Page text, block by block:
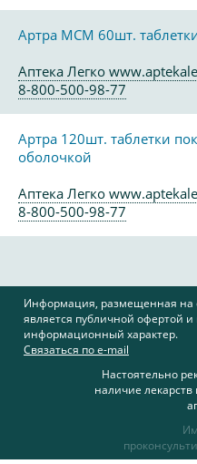
Артра МСМ 60шт.
Аптека Легко
8-800-500-98-77
Артра 120шт. таблетки
оболочкой
Аптека Легко
8-800-500-98-77
Информация, размещенная на
является публичной офертой и
информационный характер.
Связаться по e-mail
Настоятельно
наличие